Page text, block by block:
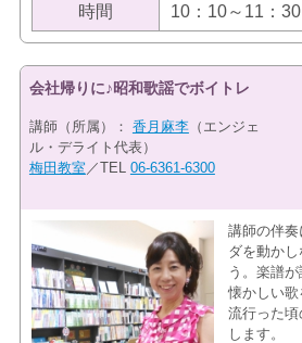
時間 10：10～11：30
会社帰りに♪昭和歌謡でボイトレ
講師（所属）： 香月麻李（エンジェ
ル・デライト代表）
梅田教室 ／TEL 06-6361-6300
講師の伴奏
ダを動か
う。楽譜
懐かしい
流行った頃
します。